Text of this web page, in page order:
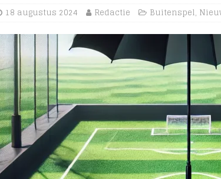
18 augustus 2024 Redactie Buitenspel,